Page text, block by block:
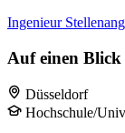
Ingenieur
Auf einen Blick
Düsseldorf
Hochschule/